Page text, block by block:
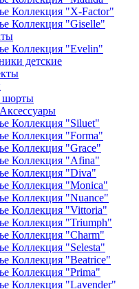
Коллекция "X-Factor"
Коллекция "Giselle"
Коллекция "Evelin"
детские
шорты
Коллекция "Siluet"
Коллекция "Forma"
Коллекция "Grace"
Коллекция "Afina"
Коллекция "Diva"
Коллекция "Monica"
Коллекция "Nuance"
Коллекция "Vittoria"
Коллекция "Triumph"
Коллекция "Charm"
Коллекция "Selesta"
Коллекция "Beatrice"
Коллекция "Prima"
Коллекция "Lavender"